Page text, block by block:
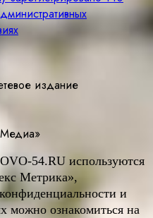
издание
-54.RU используются
Метрика»,
и
можно ознакомиться на